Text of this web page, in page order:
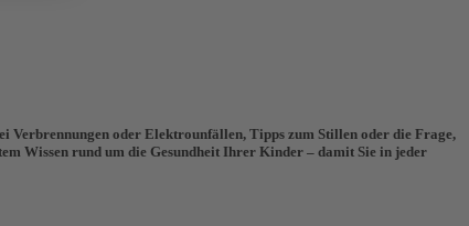
Verbrennungen oder Elektrounfällen, Tipps zum Stillen oder die Frage,
Wissen rund um die Gesundheit Ihrer Kinder – damit Sie in jeder